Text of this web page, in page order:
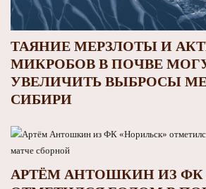
ТАЯНИЕ МЕРЗЛОТЫ И
МИКРОБОВ В ПОЧВЕ
УВЕЛИЧИТЬ ВЫБРОСЫ
СИБИРИ
АРТЁМ АНТОШКИН ИЗ ФК